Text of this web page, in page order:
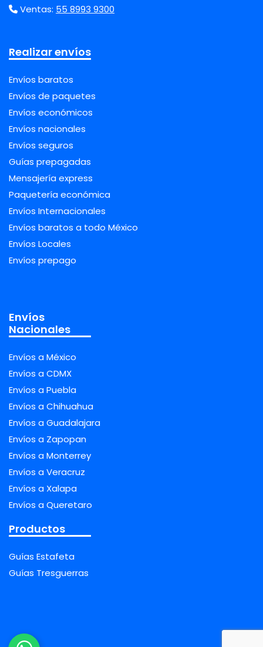
Ventas: 55 8993 9300
Realizar envíos
Envíos baratos
Envíos de paquetes
Envíos económicos
Envíos nacionales
Envíos seguros
Guías prepagadas
Mensajería express
Paquetería económica
Envíos Internacionales
Envíos baratos a todo México
Envíos Locales
Envíos prepago
Envíos
Nacionales
Envíos a México
Envíos a CDMX
Envíos a Puebla
Envíos a Chihuahua
Envíos a Guadalajara
Envíos a Zapopan
Envíos a Monterrey
Envíos a Veracruz
Envíos a Xalapa
Envíos a Queretaro
Productos
Guías Estafeta
Guías Tresguerras